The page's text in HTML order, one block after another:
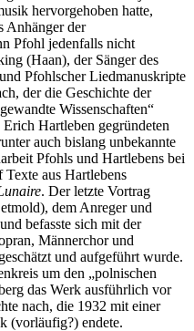
hervorgehoben hatte,
Anhänger der
Pfohl jedenfalls nicht
(Haan), der Sänger des
Pfohlscher Liedmanuskripte
der die Geschichte der
Wissenschaften“
Hartleben gegründeten
auch bislang unbekannte
Pfohls und Hartlebens bei
Texte aus Hartlebens
. Der letzte Vortrag
dem Anreger und
befasste sich mit der
Männerchor und
und aufgeführt wurde.
um den „polnischen
das Werk ausführlich vor
nach, die 1932 mit einer
(vorläufig?) endete.